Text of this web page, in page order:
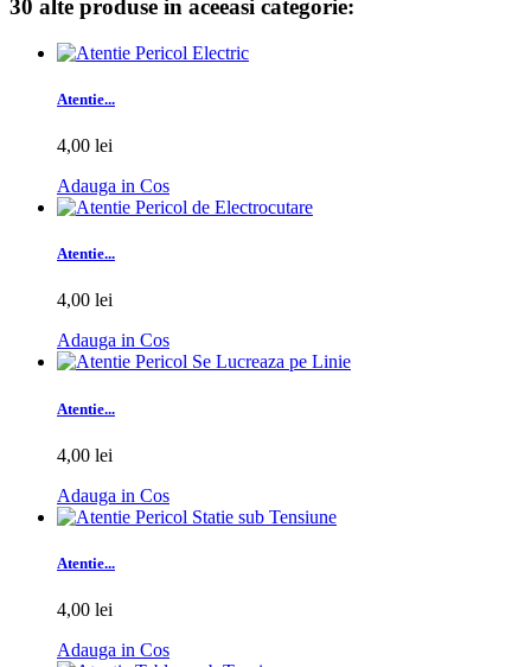
30 alte produse in aceeasi categorie:
Atentie...
4,00 lei
Adauga in Cos
Atentie...
4,00 lei
Adauga in Cos
Atentie...
4,00 lei
Adauga in Cos
Atentie...
4,00 lei
Adauga in Cos